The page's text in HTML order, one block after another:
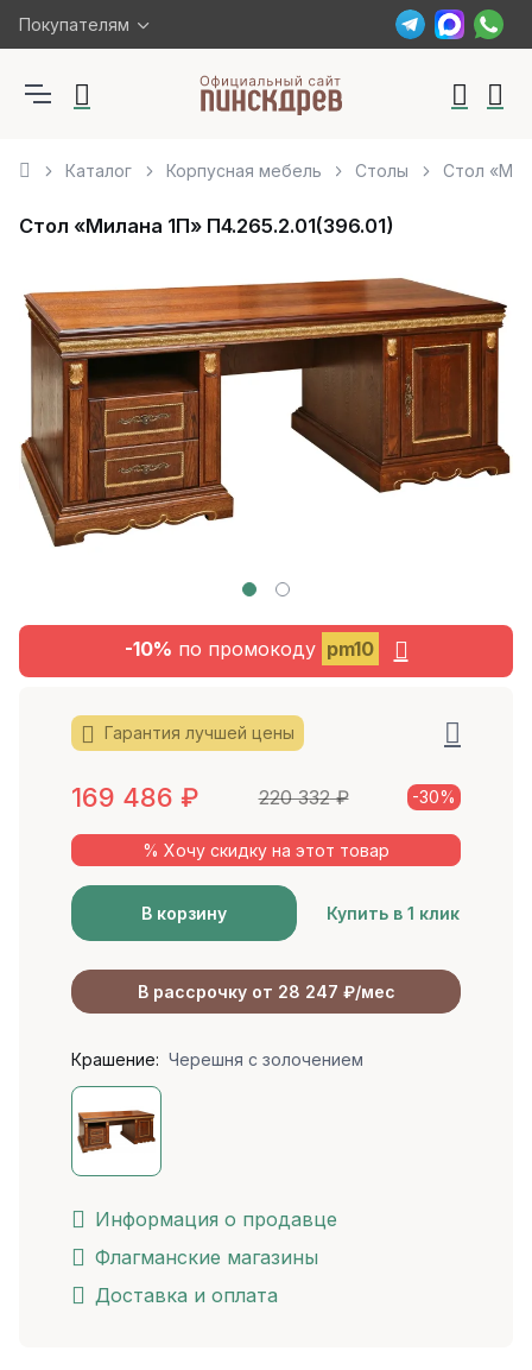
Покупателям
Каталог Корпусная мебель Столы Стол
Стол «Милана 1П» П4.265.2.01(396.01)
-10% по промокоду pm10
Гарантия лучшей цены
169 486 ₽ 220 332₽ -30%
% Хочу скидку на этот товар
В корзину Купить в 1 клик
В рассрочку от 28 247 ₽/мес
Крашение: Черешня с золочением
Информация о продавце
Флагманские магазины
Доставка и оплата